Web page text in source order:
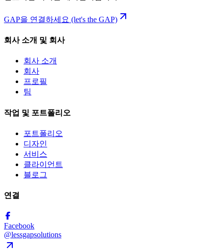
GAP을 연결하세요 (let's the GAP)
회사 소개 및 회사
회사 소개
회사
프로필
팀
작업 및 포트폴리오
포트폴리오
디자인
서비스
클라이언트
블로그
연결
Facebook
@lessgapsolutions